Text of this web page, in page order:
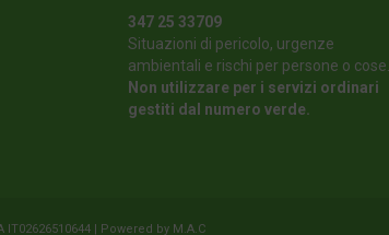
347 25 33709
Situazioni di pericolo, urgenze
ambientali e rischi per persone o cose.
Non utilizzare per i servizi ordinari
gestiti dal numero verde.
| Powered by M.A.C